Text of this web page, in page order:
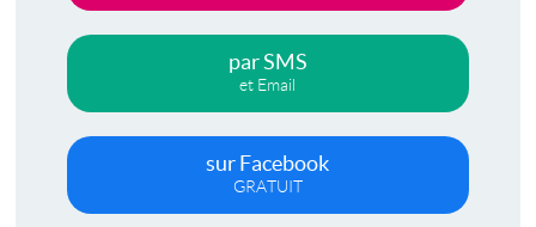
par SMS
et Email
sur Facebook
GRATUIT